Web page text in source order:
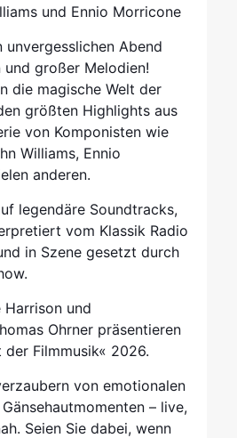
und Ennio Morricone
unvergesslichen Abend
großer Melodien!
die magische Welt der
größten Highlights aus
von Komponisten wie
Williams, Ennio
anderen.
legendäre Soundtracks,
vom Klassik Radio
in Szene gesetzt durch
und
Ohrner präsentieren
der Filmmusik« 2026.
von emotionalen
– live,
Seien Sie dabei, wenn